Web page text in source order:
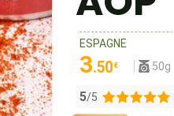
ESPAGNE
3.50 € 50g
5/5